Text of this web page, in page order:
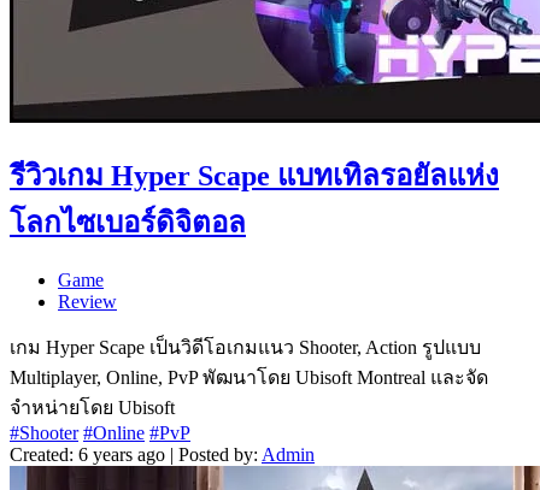
รีวิวเกม Hyper Scape แบทเทิลรอยัลแห่ง
โลกไซเบอร์ดิจิตอล
Game
Review
เกม Hyper Scape เป็นวิดีโอเกมแนว Shooter, Action รูปแบบ
Multiplayer, Online, PvP พัฒนาโดย Ubisoft Montreal และจัด
จำหน่ายโดย Ubisoft
#Shooter #Online #PvP
Created: 6 years ago | Posted by: Admin